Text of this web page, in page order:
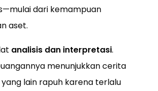
dari kemampuan
aset.
analisis dan interpretasi.
menunjukkan cerita
lain rapuh karena terlalu